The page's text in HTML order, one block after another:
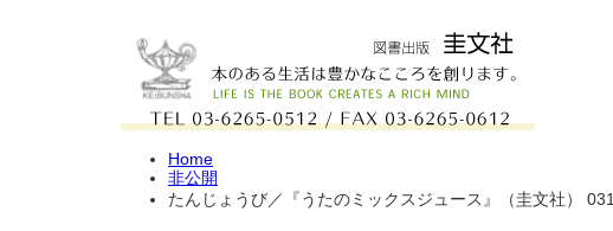
Home
非公開
たんじょうび／『うたのミックスジュース』（圭文社） 031